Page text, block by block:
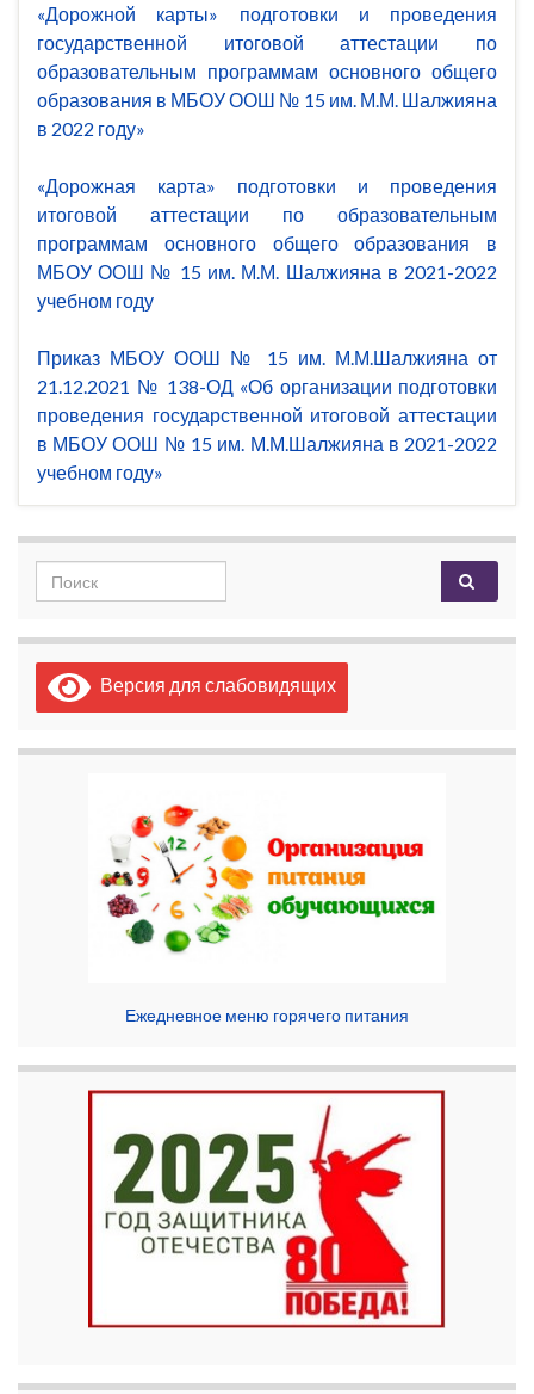
«Дорожной карты» подготовки и проведения
государственной итоговой аттестации по
образовательным программам основного общего
образования в МБОУ ООШ № 15 им. М.М. Шалжияна
в 2022 году»
«Дорожная карта» подготовки и проведения
итоговой аттестации по образовательным
программам основного общего образования в
МБОУ ООШ № 15 им. М.М. Шалжияна в 2021-2022
учебном году
Приказ МБОУ ООШ № 15 им. М.М.Шалжияна от
21.12.2021 № 138-ОД «Об организации подготовки
проведения государственной итоговой аттестации
в МБОУ ООШ № 15 им. М.М.Шалжияна в 2021-2022
учебном году»
Search for:
Версия для слабовидящих
Ежедневное меню горячего питания